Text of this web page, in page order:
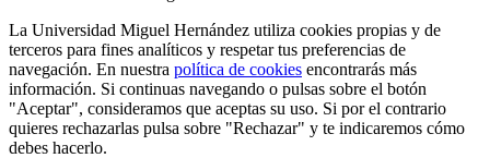
La Universidad Miguel Hernández utiliza cookies propias y de
terceros para fines analíticos y respetar tus preferencias de
navegación. En nuestra política de cookies encontrarás más
información. Si continuas navegando o pulsas sobre el botón
"Aceptar", consideramos que aceptas su uso. Si por el contrario
quieres rechazarlas pulsa sobre "Rechazar" y te indicaremos cómo
debes hacerlo.